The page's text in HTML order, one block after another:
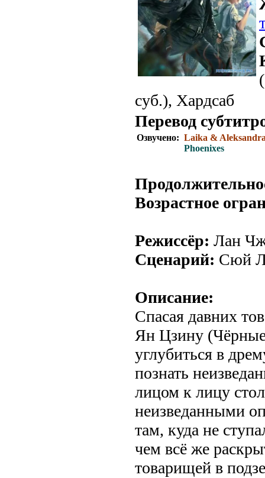
суб.), Хардсаб
Перевод
Озвучено: Laika &
Phoenixes
Возрастное
Режиссёр: Лан
Сценарий: Сюй
Описание:
Спасая давних
Ян Цзину
углубиться в
познать
лицом к лицу
неизведанными
там, куда не
чем всё же
товарищей в